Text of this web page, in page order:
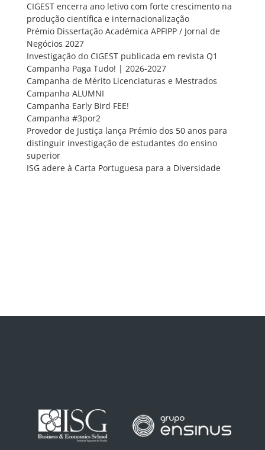
CIGEST encerra ano letivo com forte crescimento na
produção científica e internacionalização
Prémio Dissertação Académica APFIPP / Jornal de
Negócios 2027
Investigação do CIGEST publicada em revista Q1
Campanha Paga Tudo! | 2026-2027
Campanha de Mérito Licenciaturas e Mestrados
Campanha ALUMNI
Campanha Early Bird FEE!
Campanha #3por2
Provedor de Justiça lança Prémio dos 50 anos para
distinguir investigação de estudantes do ensino
superior
ISG adere à Carta Portuguesa para a Diversidade